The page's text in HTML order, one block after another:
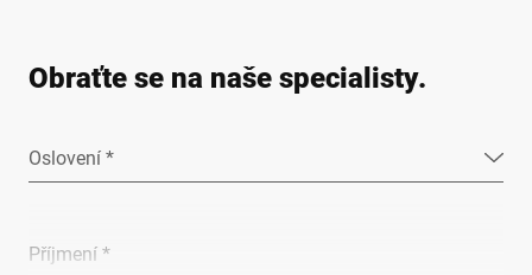
Obraťte se na naše specialisty.
Oslovení *
Příjmení *